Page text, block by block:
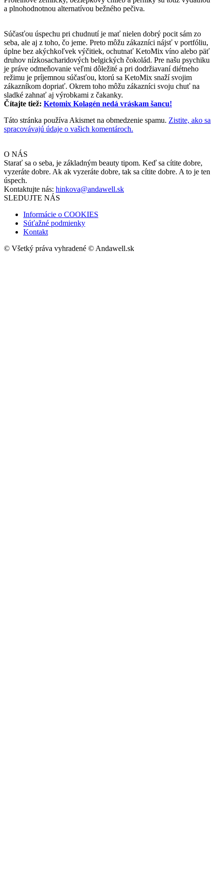
a plnohodnotnou alternatívou bežného pečiva.
Súčasťou úspechu pri chudnutí je mať nielen dobrý pocit sám zo
seba, ale aj z toho, čo jeme. Preto môžu zákazníci nájsť v portfóliu,
úplne bez akýchkoľvek výčitiek, ochutnať KetoMix víno alebo päť
druhov nízkosacharidových belgických čokolád. Pre našu psychiku
je práve odmeňovanie veľmi dôležité a pri dodržiavaní diétneho
režimu je príjemnou súčasťou, ktorú sa KetoMix snaží svojim
zákazníkom dopriať. Okrem toho môžu zákazníci svoju chuť na
sladké zahnať aj výrobkami z čakanky.
Čítajte tiež: Ketomix Kolagén nedá vráskam šancu!
Táto stránka používa Akismet na obmedzenie spamu. Zistite, ako sa
spracovávajú údaje o vašich komentároch.
O NÁS
Starať sa o seba, je základným beauty tipom. Keď sa cítite dobre,
vyzeráte dobre. Ak ak vyzeráte dobre, tak sa cítite dobre. A to je ten
úspech.
Kontaktujte nás: hinkova@andawell.sk
SLEDUJTE NÁS
Informácie o COOKIES
Súťažné podmienky
Kontakt
© Všetký práva vyhradené © Andawell.sk